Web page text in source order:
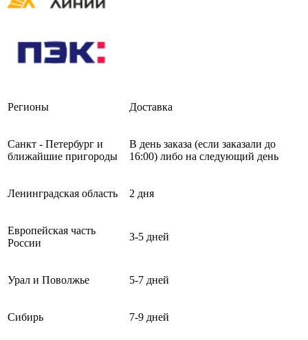
Регионы Доставка
Санкт - Петербург и
ближайшие пригороды
В день заказа (если заказали до
16:00) либо на следующий день
Ленинградская область 2 дня
Европейская часть
России
3-5 дней
Урал и Поволжье 5-7 дней
Сибирь 7-9 дней